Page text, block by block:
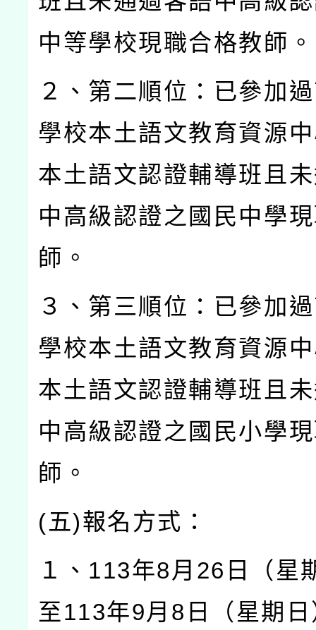
中等學校現職合格教師。
２、第二順位：已參加
學校本土語文教育資源
本土語文認證輔導班且
中高級認證之國民中學
師。
３、第三順位：已參加
學校本土語文教育資源
本土語文認證輔導班且
中高級認證之國民小學
師。
(五)報名方式：
１、 113年8月 26 日（星
至113年9月 8 日（星期